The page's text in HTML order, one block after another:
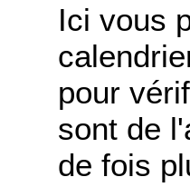
Ici vous
pour
sont de
de fois